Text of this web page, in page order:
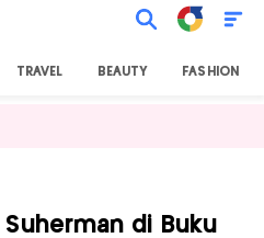
TRAVEL BEAUTY FASHION
di Buku